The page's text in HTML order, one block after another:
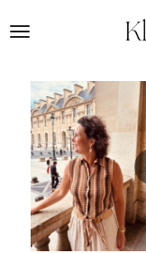
direct
hoofdinhoud